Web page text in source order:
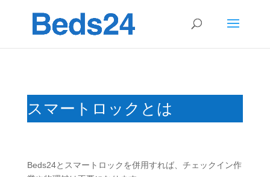
スマートロックとは
Beds24とスマートロックを併用すれば、チェックイン作